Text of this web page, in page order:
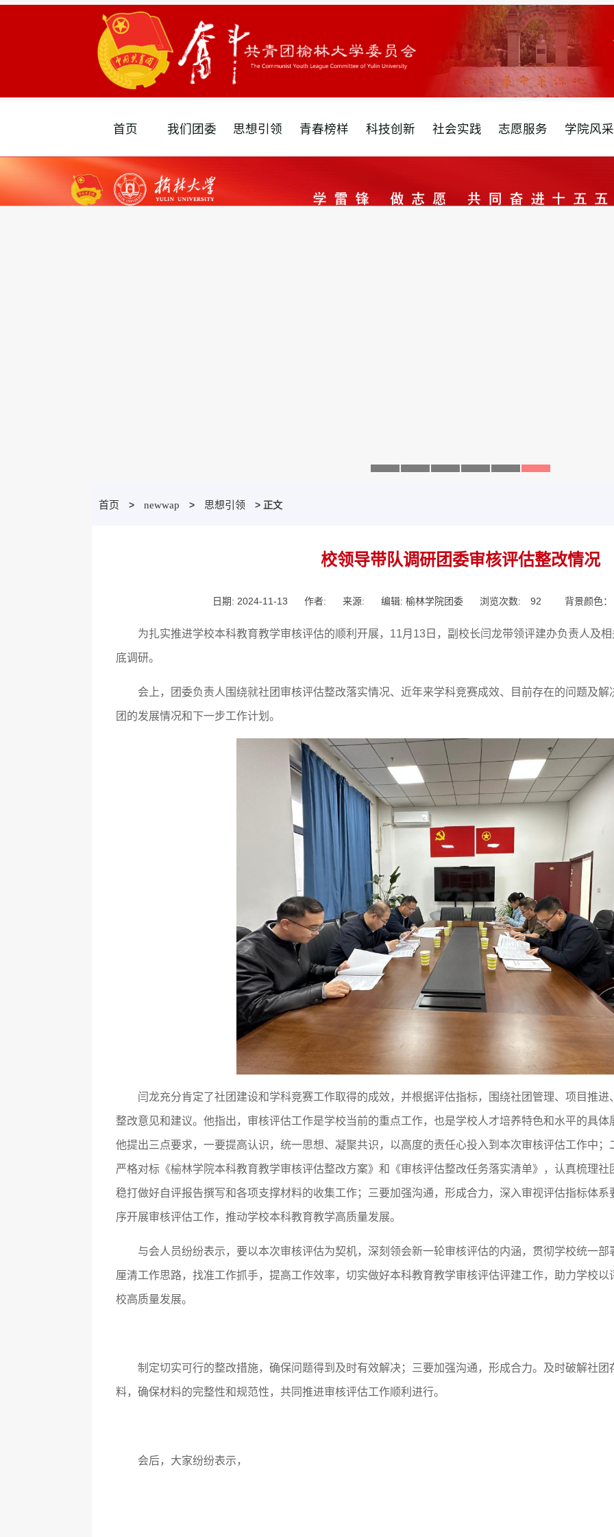
首页 我们团委 思想引领 青春榜样 科技创新 社会实践 志愿服务 学院风采
1 2 3 4 5 6
首页 > newwap > 思想引领 > 正文
校领导带队调研团委审核评估整改情况
日期: 2024-11-13 作者: 来源: 编辑: 榆林学院团委 浏览次数: 92 背景颜色
为扎实推进学校本科教育教学审核评估的顺利开展，11月13日，副校长闫龙带领评建办负责人及
底调研。
会上，团委负责人围绕就社团审核评估整改落实情况、近年来学科竞赛成效、目前存在的问题及
团的发展情况和下一步工作计划。
闫龙充分肯定了社团建设和学科竞赛工作取得的成效，并根据评估指标，围绕社团管理、项目推
整改意见和建议。他指出，审核评估工作是学校当前的重点工作，也是学校人才培养特色和水平的具
他提出三点要求，一要提高认识，统一思想、凝聚共识，以高度的责任心投入到本次审核评估工作中
严格对标《榆林学院本科教育教学审核评估整改方案》和《审核评估整改任务落实清单》，认真梳理
稳打做好自评报告撰写和各项支撑材料的收集工作；三要加强沟通，形成合力，深入审视评估指标体
序开展审核评估工作，推动学校本科教育教学高质量发展。
与会人员纷纷表示，要以本次审核评估为契机，深刻领会新一轮审核评估的内涵，贯彻学校统一
厘清工作思路，找准工作抓手，提高工作效率，切实做好本科教育教学审核评估评建工作，助力学校
校高质量发展。
制定切实可行的整改措施，确保问题得到及时有效解决；三要加强沟通，形成合力。及时破解社
料，确保材料的完整性和规范性，共同推进审核评估工作顺利进行。
会后，大家纷纷表示，